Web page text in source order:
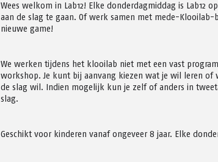
Wees welkom in Lab12! Elke donderdagmiddag is Lab12
aan de slag te gaan. Of werk samen met mede-Klooilab-
nieuwe game!
We werken tijdens het klooilab niet met een vast
workshop. Je kunt bij aanvang kiezen wat je wil leren of
de slag wil. Indien mogelijk kun je zelf of anders in
slag.
Geschikt voor kinderen vanaf ongeveer 8 jaar. Elke